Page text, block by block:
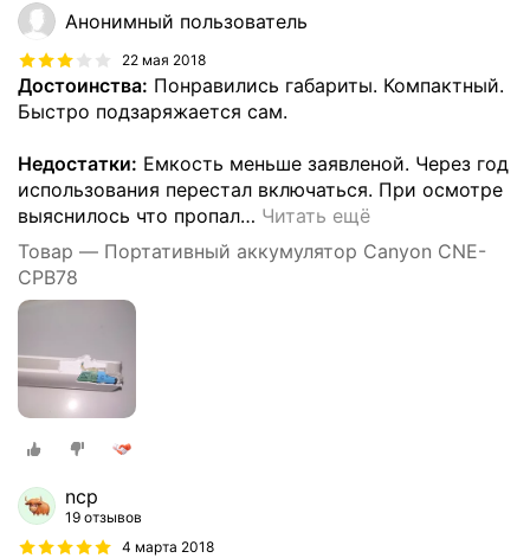
Анонимный пользователь
22 мая 2018
Достоинства: Понравились габариты. Компактный.
Быстро подзаряжается сам.
Недостатки: Емкость меньше заявленой. Через год
использования перестал включаться. При осмотре
выяснилось что пропал… Читать ещё
Товар — Портативный аккумулятор Canyon CNE-
CPB78
ncp
19 отзывов
4 марта 2018